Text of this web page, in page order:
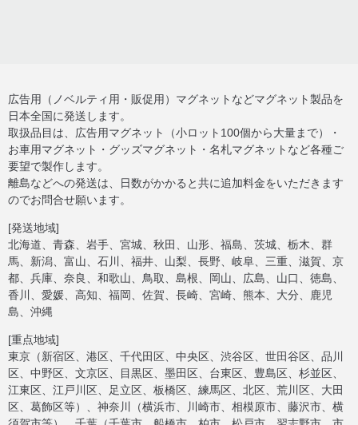
広告用（ノベルティ用・販促用）マグネットなどマグネット製品を
日本全国に発送します。
取扱品目は、広告用マグネット（小ロット100個から大量まで）・
お車用マグネット・グッズマグネット・名札マグネットなど各種ご
要望で製作します。
離島などへの発送は、日数がかかると共に追加料金をいただきます
のでお問合せ願います。
[発送地域]
北海道、青森、岩手、宮城、秋田、山形、福島、茨城、栃木、群
馬、新潟、富山、石川、福井、山梨、長野、岐阜、三重、滋賀、京
都、兵庫、奈良、和歌山、鳥取、島根、岡山、広島、山口、徳島、
香川、愛媛、高知、福岡、佐賀、長崎、宮崎、熊本、大分、鹿児
島、沖縄
[重点地域]
東京（新宿区、港区、千代田区、中央区、渋谷区、世田谷区、品川
区、中野区、文京区、目黒区、墨田区、台東区、豊島区、杉並区、
江東区、江戸川区、足立区、板橋区、練馬区、北区、荒川区、大田
区、葛飾区等）、神奈川（横浜市、川崎市、相模原市、藤沢市、横